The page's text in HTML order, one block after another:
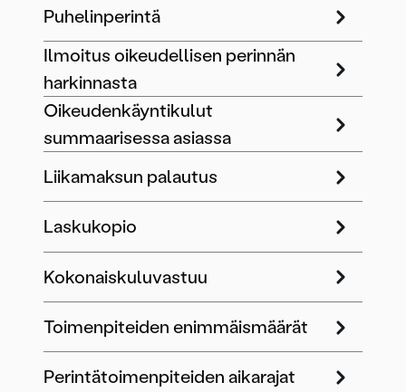
Puhelinperintä
Ilmoitus oikeudellisen perinnän
harkinnasta
Oikeudenkäyntikulut
summaarisessa asiassa
Liikamaksun palautus
Laskukopio
Kokonaiskuluvastuu
Toimenpiteiden enimmäismäärät
Perintätoimenpiteiden aikarajat